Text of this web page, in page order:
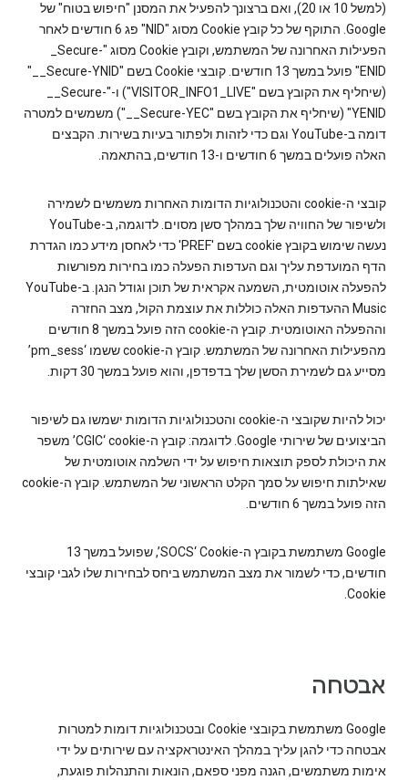
(למשל 10 או 20), ואם ברצונך להפעיל את המסנן "חיפוש בטוח" של
Google. התוקף של כל קובץ Cookie מסוג "NID" פג 6 חודשים לאחר
הפעילות האחרונה של המשתמש, וקובץ Cookie מסוג "‎_Secure-
ENID" פועל במשך 13 חודשים. קובצי Cookie בשם "‎__Secure-YNID"
(שיחליף את הקובץ בשם "VISITOR_INFO1_LIVE") ו-"‎__Secure-
YENID" (שיחליף את הקובץ בשם "‎__Secure-YEC") משמשים למטרה
דומה ב-YouTube וגם כדי לזהות ולפתור בעיות בשירות. הקבצים
האלה פועלים במשך 6 חודשים ו-13 חודשים, בהתאמה.
קובצי ה-cookie והטכנולוגיות הדומות האחרות משמשים לשמירה
ולשיפור של החוויה שלך במהלך סשן מסוים. לדוגמה, ב-YouTube
נעשה שימוש בקובץ cookie בשם 'PREF' כדי לאחסן מידע כמו הגדרת
הדף המועדפת עליך וגם העדפות הפעלה כמו בחירות מפורשות
להפעלה אוטומטית, השמעה אקראית של תוכן וגודל הנגן. ב-YouTube
Music ההעדפות האלה כוללות את עוצמת הקול, מצב החזרה
וההפעלה האוטומטית. קובץ ה-cookie הזה פועל במשך 8 חודשים
מהפעילות האחרונה של המשתמש. קובץ ה-cookie ששמו ‘pm_sess’
מסייע גם לשמירת הסשן שלך בדפדפן, והוא פועל במשך 30 דקות.
יכול להיות שקובצי ה-cookie והטכנולוגיות הדומות ישמשו גם לשיפור
הביצועים של שירותי Google. לדוגמה: קובץ ה-cookie‏ ‘CGIC’ משפר
את היכולת לספק תוצאות חיפוש על ידי השלמה אוטומטית של
שאילתות חיפוש על סמך הקלט הראשוני של המשתמש. קובץ ה-cookie
הזה פועל במשך 6 חודשים.
Google משתמשת בקובץ ה-Cookie‏ ‘SOCS’, שפועל במשך 13
חודשים, כדי לשמור את מצב המשתמש ביחס לבחירות שלו לגבי קובצי
Cookie.
אבטחה
‫Google משתמשת בקובצי Cookie ובטכנולוגיות דומות למטרות
אבטחה כדי להגן עליך במהלך האינטראקציה עם שירותים על ידי
אימות משתמשים, הגנה מפני ספאם, הונאות והתנהלות פוגעת,